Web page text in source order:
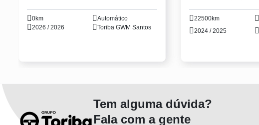
0km
Automático
2026 / 2026
Toriba GWM Santos
22500km
2024 / 2025
Tem alguma dúvida?
Fala com a gente